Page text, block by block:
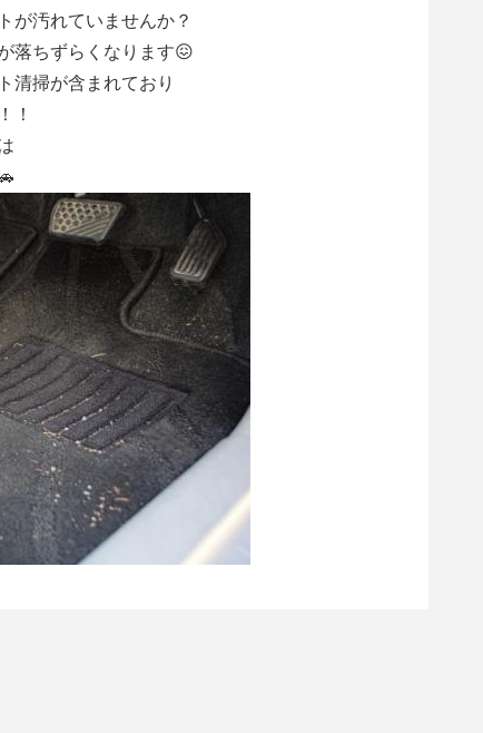
が汚れていませんか？
落ちずらくなります😖
清掃が含まれており
！